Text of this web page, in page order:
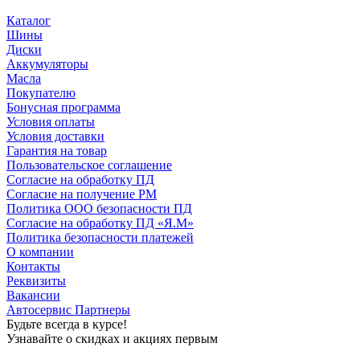
Каталог
Шины
Диски
Аккумуляторы
Масла
Покупателю
Бонусная программа
Условия оплаты
Условия доставки
Гарантия на товар
Пользовательское соглашение
Согласие на обработку ПД
Согласие на получение РМ
Политика ООО безопасности ПД
Согласие на обработку ПД «Я.М»
Политика безопасности платежей
О компании
Контакты
Реквизиты
Вакансии
Автосервис Партнеры
Будьте всегда в курсе!
Узнавайте о скидках и акциях первым